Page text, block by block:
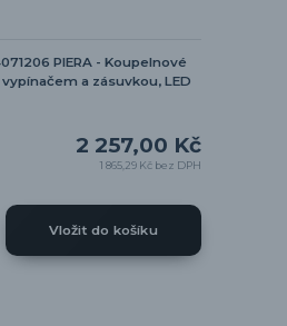
PIERA - Koupelnové
a zásuvkou, LED
2 257,00 Kč
1 865,29 Kč bez DPH
Vložit do košíku